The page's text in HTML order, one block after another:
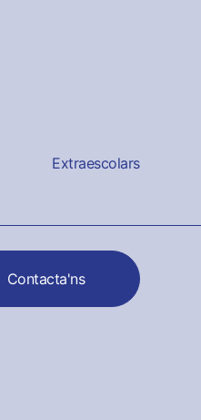
Extraescolars
Contacta'ns